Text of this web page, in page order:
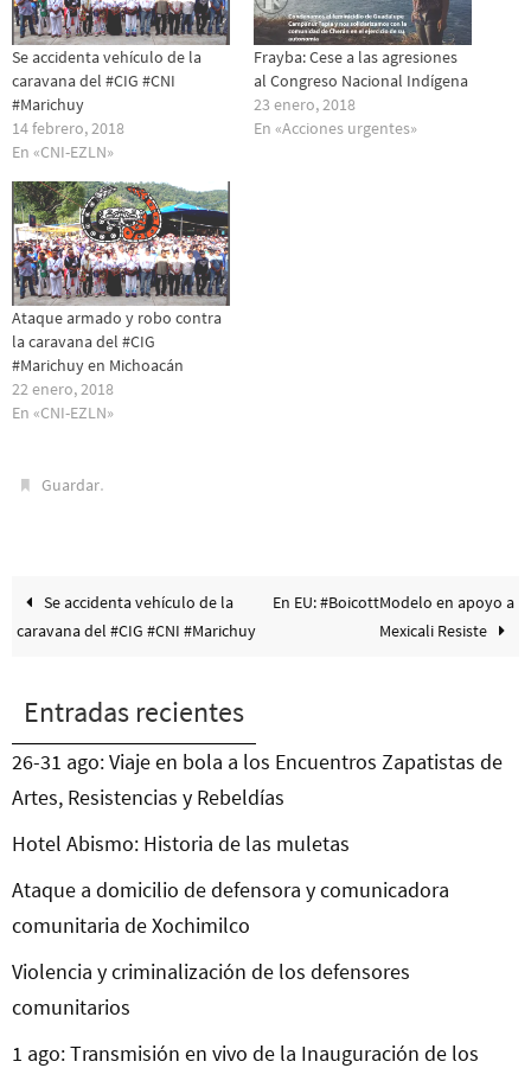
Se accidenta vehículo de la
caravana del #CIG #CNI
#Marichuy
14 febrero, 2018
En «CNI-EZLN»
Frayba: Cese a las agresiones
al Congreso Nacional Indígena
23 enero, 2018
En «Acciones urgentes»
Ataque armado y robo contra
la caravana del #CIG
#Marichuy en Michoacán
22 enero, 2018
En «CNI-EZLN»
Guardar.
Se accidenta vehículo de la
caravana del #CIG #CNI #Marichuy
En EU: #BoicottModelo en apoyo a
Mexicali Resiste
Entradas recientes
26-31 ago: Viaje en bola a los Encuentros Zapatistas de
Artes, Resistencias y Rebeldías
Hotel Abismo: Historia de las muletas
Ataque a domicilio de defensora y comunicadora
comunitaria de Xochimilco
Violencia y criminalización de los defensores
comunitarios
1 ago: Transmisión en vivo de la Inauguración de los